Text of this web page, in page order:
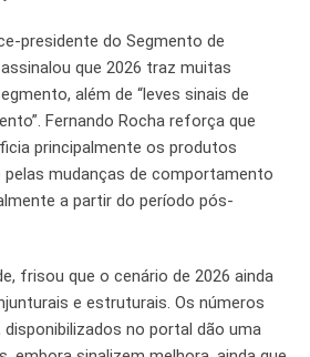
presidente do Segmento de
que 2026 traz muitas
além de “leves sinais de
Fernando Rocha reforça que
principalmente os produtos
mudanças de comportamento
a partir do período pós-
frisou que o cenário de 2026 ainda
e estruturais. Os números
no portal dão uma